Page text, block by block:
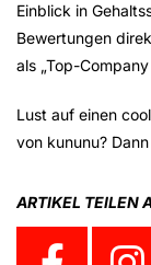
Einblick in
Bewertungen
als „Top-
Lust auf einen
von kununu?
ARTIKEL TEILEN